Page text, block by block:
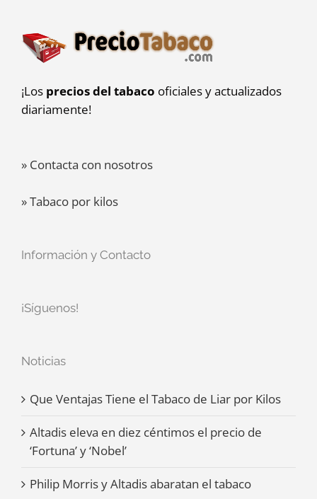
¡Los precios del tabaco oficiales y actualizados
diariamente!
» Contacta con nosotros
» Tabaco por kilos
Información y Contacto
¡Síguenos!
Noticias
Que Ventajas Tiene el Tabaco de Liar por Kilos
Altadis eleva en diez céntimos el precio de
‘Fortuna’ y ‘Nobel’
Philip Morris y Altadis abaratan el tabaco